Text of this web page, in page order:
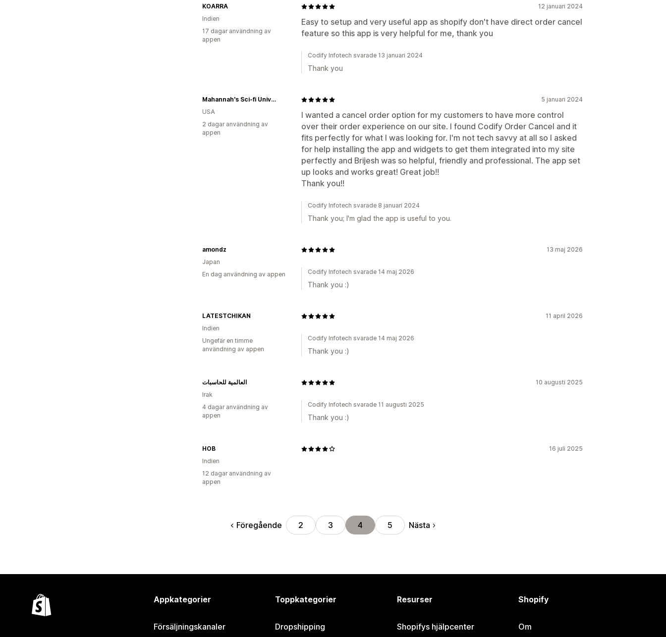
12 januari 2024
Easy to setup and very useful app as shopify don't have direct order cancel
feature so this app is very helpful for me, thank you
KOARRA
Indien
17 dagar användning av
appen
Codify Infotech svarade 13 januari 2024
Thank you
5 januari 2024
I wanted a cancel order option for my customers to have more control
over their order experience on our site. I found Codify Order Cancel and it
fits perfectly for what I was looking for. I'm not tech savvy at all so I asked
for help installing the app and widgets to get them integrated into my site
perfectly and Brijesh was so helpful, friendly and professional. The app set
up looks and works great! Great job!!
Thank you!!
Mahannah's Sci-fi Universe
USA
2 dagar användning av
appen
Codify Infotech svarade 8 januari 2024
Thank you; I'm glad the app is useful to you.
13 maj 2026
amondz
Japan
En dag användning av appen
Codify Infotech svarade 14 maj 2026
Thank you :)
11 april 2026
LATESTCHIKAN
Indien
Ungefär en timme
användning av appen
Codify Infotech svarade 14 maj 2026
Thank you :)
10 augusti 2025
العالمية للحاسبات
Irak
4 dagar användning av
appen
Codify Infotech svarade 11 augusti 2025
Thank you :)
16 juli 2025
HOB
Indien
12 dagar användning av
appen
Föregående 2 3 4 5 Nästa
Appkategorier
Försäljningskanaler
Toppkategorier
Dropshipping
Resurser
Shopifys hjälpcenter
Shopify
Om